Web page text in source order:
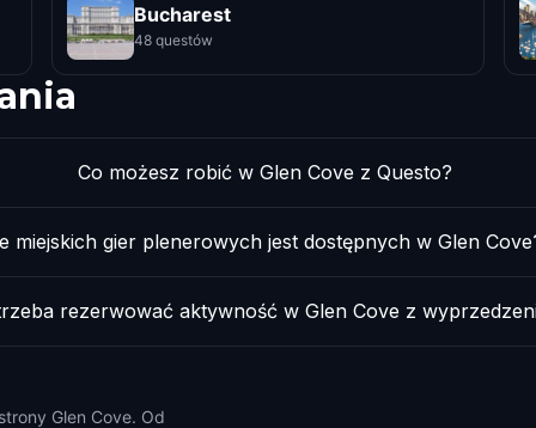
Bucharest
48 questów
Co możesz robić w Glen Cove z Questo?
miejskich gier plenerowych jest dostępnych w Glen
rezerwować aktywność w Glen Cove z
Glen Cove. Od